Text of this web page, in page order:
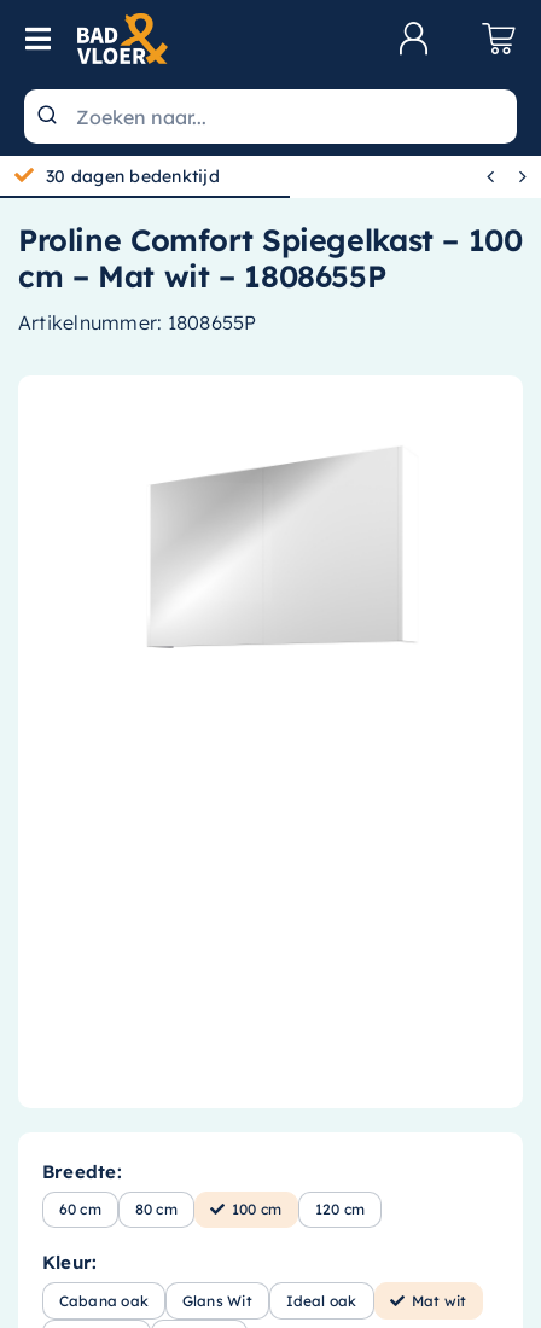
Skip to content
Toggle Navigation
Wastafels
Toiletten
Spiegels
Klimaatbeheersing
30 dagen bedenktijd  
Proline Comfort Spiegelkast – 100
cm – Mat wit – 1808655P
Artikelnummer: 1808655P
Breedte:
60 cm 80 cm 100 cm 120 cm
Kleur:
Cabana oak Glans Wit Ideal oak Mat wit